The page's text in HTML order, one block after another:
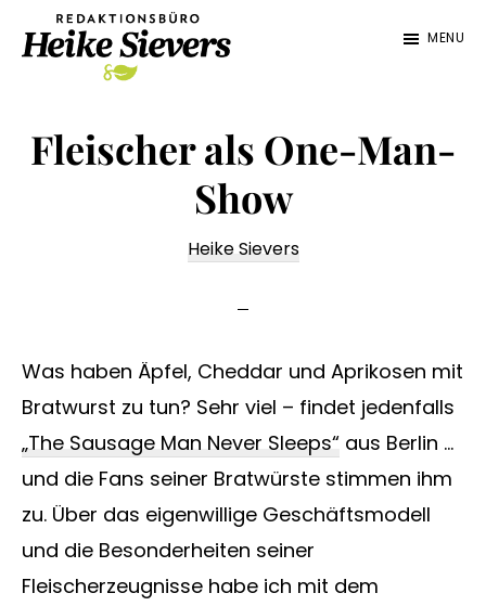
Inhalt
Fußzeile
Sievers
für
die
Lebensmittelbranche,
MENU
Fleischer als One-Man-
Show
Heike Sievers
Was haben Äpfel, Cheddar und Aprikosen mit
Bratwurst zu tun? Sehr viel – findet jedenfalls
„The Sausage Man Never Sleeps“ aus Berlin …
und die Fans seiner Bratwürste stimmen ihm
zu. Über das eigenwillige Geschäftsmodell
und die Besonderheiten seiner
Fleischerzeugnisse habe ich mit dem